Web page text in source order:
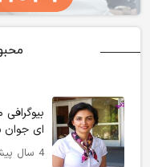
ای جوان
4 سال پیش